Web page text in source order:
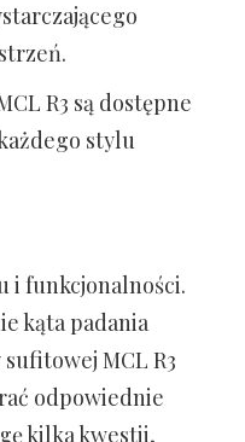
R3 są dostępne
stylu
i funkcjonalności.
kąta padania
MCL R3
odpowiednie
kilka kwestii,